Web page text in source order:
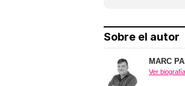
Sobre el autor
MARC
Ver biografía